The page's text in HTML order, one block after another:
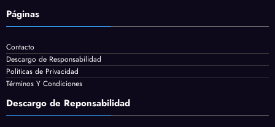
Páginas
Contacto
Descargo de Responsabilidad
Politicas de Privacidad
Términos Y Condiciones
Descargo de Reponsabilidad